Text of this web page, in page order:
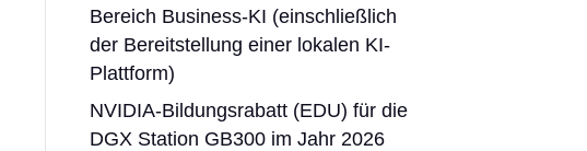
Bereich Business-KI (einschließlich
der Bereitstellung einer lokalen KI-
Plattform)
NVIDIA-Bildungsrabatt (EDU) für die
DGX Station GB300 im Jahr 2026